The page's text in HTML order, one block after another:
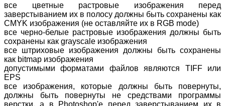
все цветные растровые изображения перед
заверстыванием их в полосу должны быть сохранены как
CMYK изображения (не оставляйте их в RGB mode)
все черно-белые растровые изображения должны быть
сохранены как grayscale изображения
все штриховые изображения должны быть сохранены
как bitmap изображения
допустимыми форматами файлов являются TIFF или
EPS
все изображения, которые должны быть повернуты,
должны быть повернуты не средствами программы
верстки, а в Photoshop'е перед заверстыванием их в